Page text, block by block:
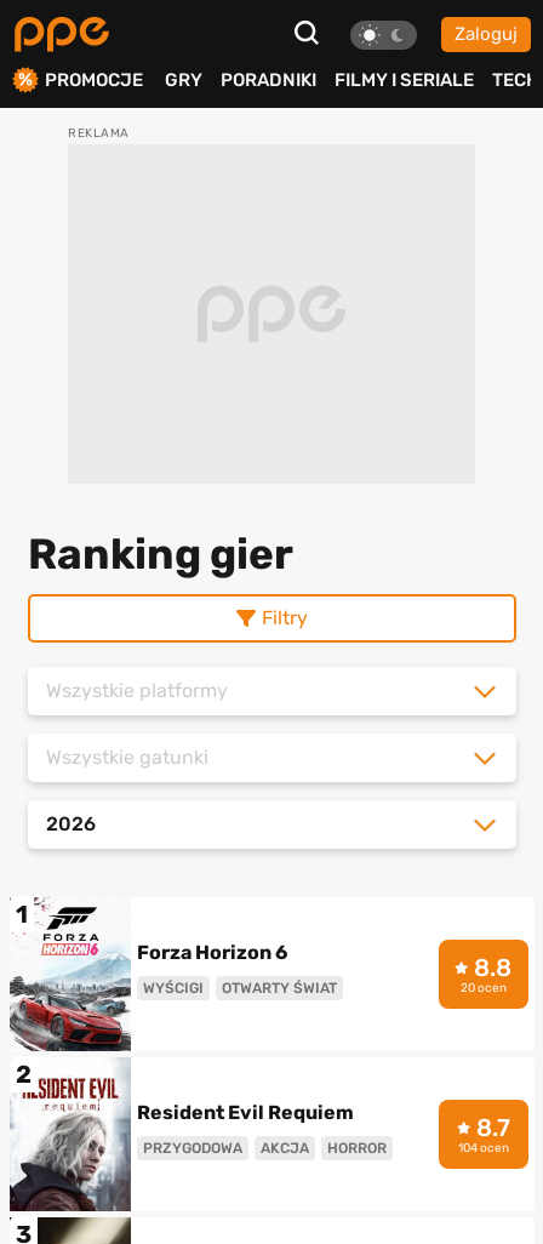
Zaloguj
PROMOCJE GRY PORADNIKI FILMY I SERIALE TECH
Ranking gier
Filtry
Wszystkie platformy
Wszystkie gatunki
2026
1
Forza Horizon 6
WYŚCIGI OTWARTY ŚWIAT
8.8
20 ocen
2
Resident Evil Requiem
PRZYGODOWA AKCJA HORROR
8.7
104 ocen
3